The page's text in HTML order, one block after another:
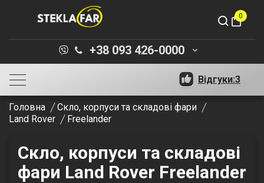
shopping_bag
0
+38 093 426-0000 keyboard_arrow_down
Відгуки:3
Головна
Скло, корпуси та складові фари
Land Rover
Freelander
Скло, корпуси та складові
фари Land Rover Freelander